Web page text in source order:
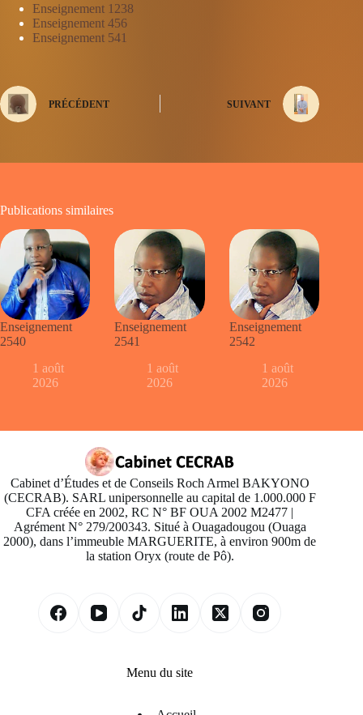
Enseignement 1238
Enseignement 456
Enseignement 541
PRÉCÉDENT SUIVANT
Publications similaires
Enseignement
2540
1 août
2026
Enseignement
2541
1 août
2026
Enseignement
2542
1 août
2026
Cabinet d’Études et de Conseils Roch Armel BAKYONO
(CECRAB). SARL unipersonnelle au capital de 1.000.000 F
CFA créée en 2002, RC N° BF OUA 2002 M2477 |
Agrément N° 279/200343. Situé à Ouagadougou (Ouaga
2000), dans l’immeuble MARGUERITE, à environ 900m de
la station Oryx (route de Pô).
Menu du site